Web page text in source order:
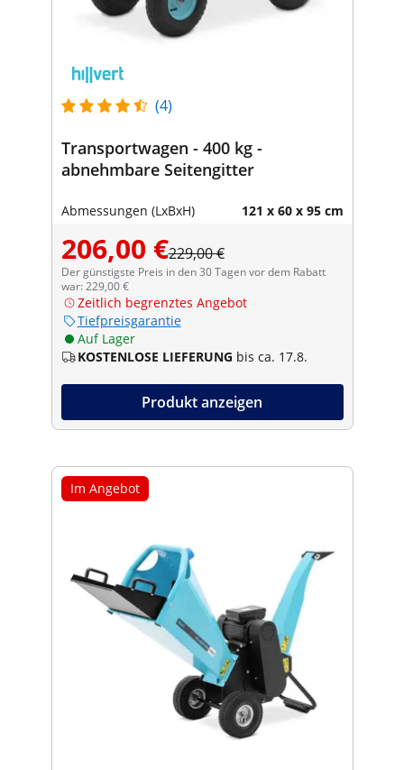
(4)
Transportwagen - 400 kg -
abnehmbare Seitengitter
Abmessungen (LxBxH) 121 x 60 x 95 cm
206,00 €229,00 €
Der günstigste Preis in den 30 Tagen vor dem Rabatt
war: 229,00 €
Zeitlich begrenztes Angebot
Tiefpreisgarantie
Auf Lager
KOSTENLOSE LIEFERUNG bis ca. 17.8.
Produkt anzeigen
Im Angebot